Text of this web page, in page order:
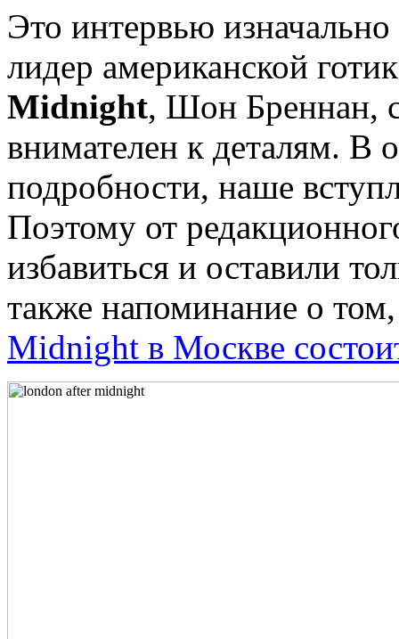
Это интервью
лидер американской
Midnight, Шон Бреннан,
внимателен к деталям. В
подробности, наше
Поэтому от
избавиться и оставили
также напоминание о
Midnight в Москве